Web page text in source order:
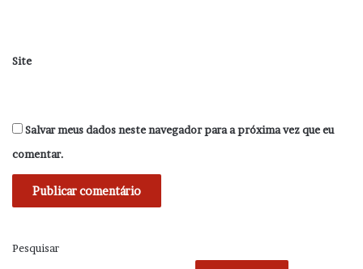
Site
Salvar meus dados neste navegador para a próxima vez que eu
comentar.
Pesquisar